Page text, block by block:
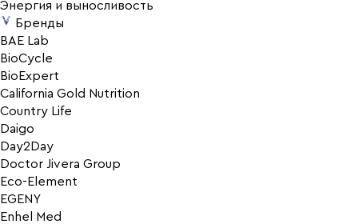
Энергия и выносливость
Бренды
BAE Lab
BioCycle
BioExpert
California Gold Nutrition
Country Life
Daigo
Day2Day
Doctor Jivera Group
Eco-Element
EGENY
Enhel Med